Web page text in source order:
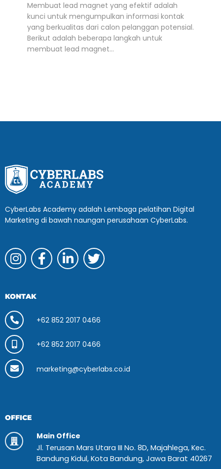
Membuat lead magnet yang efektif adalah
kunci untuk mengumpulkan informasi kontak
yang berkualitas dari calon pelanggan potensial.
Berikut adalah beberapa langkah untuk
membuat lead magnet…
CyberLabs Academy adalah Lembaga pelatihan Digital
Marketing di bawah naungan perusahaan CyberLabs.
KONTAK
+62 852 2017 0466
+62 852 2017 0466
marketing@cyberlabs.co.id
OFFICE
Main Office
Jl. Terusan Mars Utara III No. 8D, Majahlega, Kec.
Bandung Kidul, Kota Bandung, Jawa Barat 40267